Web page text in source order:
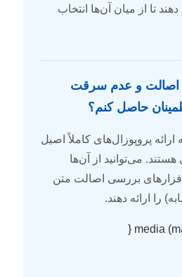
تا از میان آن‌ها انتخاب
اصالت و عدم سرقت
حاصل کنم؟
ارائه پروپوزال‌های کاملاً اصیل
می‌توانید از آن‌ها
بررسی اصالت متن